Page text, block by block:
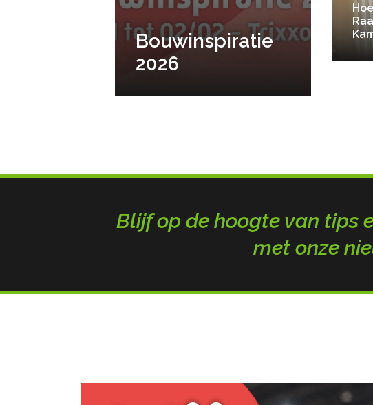
Bouwinspiratie
2026
Blijf op de hoogte van tips
met onze